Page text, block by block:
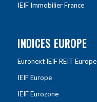
IEIF Immobilier France
INDICES EUROPE
Euronext IEIF REIT Europe
IEIF Europe
IEIF Eurozone